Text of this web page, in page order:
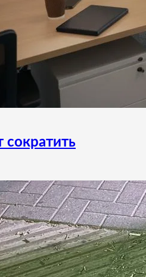
сократить